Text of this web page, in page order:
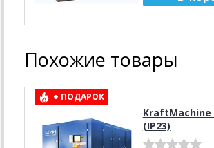
Похожие товары
+ ПОДАРОК
KraftMachine
(IP23)